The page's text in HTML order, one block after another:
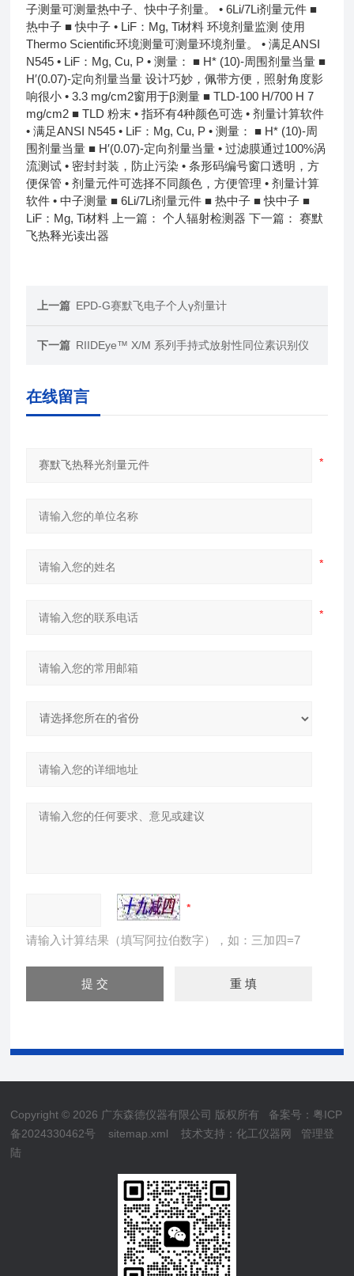
子测量可测量热中子、快中子剂量。 • 6Li/7Li剂量元件 ■
热中子 ■ 快中子 • LiF：Mg, Ti材料 环境剂量监测 使用
Thermo Scientific环境测量可测量环境剂量。 • 满足ANSI
N545 • LiF：Mg, Cu, P • 测量： ■ H* (10)-周围剂量当量 ■
H′(0.07)-定向剂量当量 设计巧妙，佩带方便，照射角度影
响很小 • 3.3 mg/cm2窗用于β测量 ■ TLD-100 H/700 H 7
mg/cm2 ■ TLD 粉末 • 指环有4种颜色可选 • 剂量计算软件
• 满足ANSI N545 • LiF：Mg, Cu, P • 测量： ■ H* (10)-周
围剂量当量 ■ H′(0.07)-定向剂量当量 • 过滤膜通过100%涡
流测试 • 密封封装，防止污染 • 条形码编号窗口透明，方
便保管 • 剂量元件可选择不同颜色，方便管理 • 剂量计算
软件 • 中子测量 ■ 6Li/7Li剂量元件 ■ 热中子 ■ 快中子 ■
LiF：Mg, Ti材料 上一篇： 个人辐射检测器 下一篇： 赛默
飞热释光读出器
上一篇 EPD-G赛默飞电子个人γ剂量计
下一篇 RIIDEye™ X/M 系列手持式放射性同位素识别仪
在线留言
请输入计算结果（填写阿拉伯数字），如：三加四=7
Copyright © 2026 广东森德仪器有限公司 版权所有 备案号：粤ICP
备2024330462号
sitemap.xml 技术支持：化工仪器网
管理登
陆